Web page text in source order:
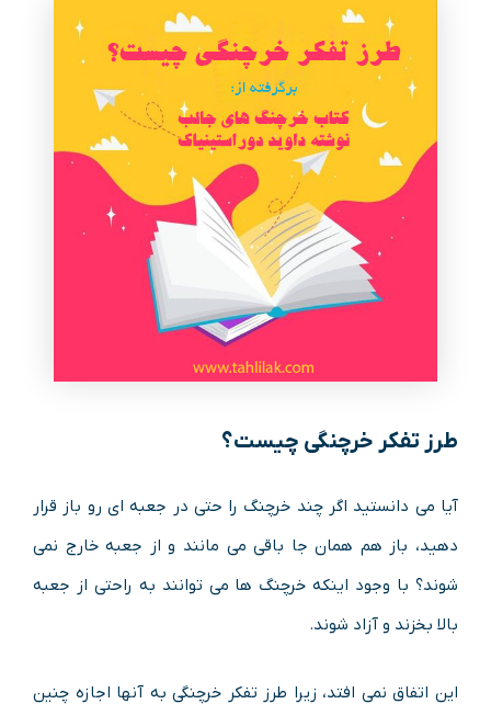
طرز تفکر خرچنگی چیست؟
آیا می دانستید اگر چند خرچنگ را حتی در جعبه ای رو باز قرار
دهید، باز هم همان جا باقی می مانند و از جعبه خارج نمی
شوند؟ با وجود اینکه خرچنگ ها می توانند به راحتی از جعبه
بالا بخزند و آزاد شوند.
این اتفاق نمی افتد، زیرا طرز تفکر خرچنگی به آنها اجازه چنین